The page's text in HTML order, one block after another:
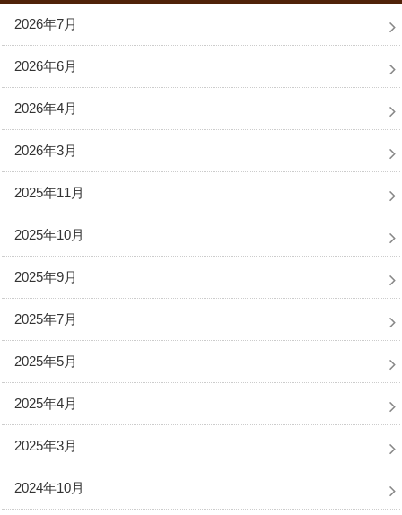
2026年7月
2026年6月
2026年4月
2026年3月
2025年11月
2025年10月
2025年9月
2025年7月
2025年5月
2025年4月
2025年3月
2024年10月